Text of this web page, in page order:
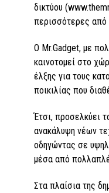
δικτύου
περισσότερες από
O Mr.Gadget, µε
καινοτοµεί στο
έλξης για τους
ποικιλίας που
Έτσι, προσελκύει
ανακάλυψη νέων
οδηγώντας σε
µέσα από
Στα πλαίσια της